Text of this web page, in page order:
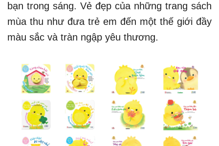
bạn trong sáng. Vẻ đẹp của những trang sách
mùa thu như đưa trẻ em đến một thế giới đầy
màu sắc và tràn ngập yêu thương.